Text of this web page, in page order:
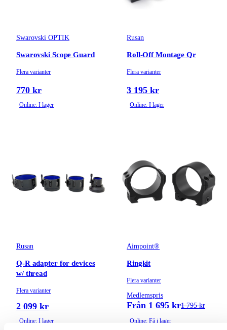
Swarovski OPTIK
Swarovski Scope Guard
Flera varianter
770 kr
Online: I lager
Rusan
Roll-Off Montage Qr
Flera varianter
3 195 kr
Online: I lager
Rusan
Q-R adapter for devices
w/ thread
Flera varianter
2 099 kr
Online: I lager
Aimpoint®
Ringkit
Flera varianter
Medlemspris
Från 1 695 kr1 795 kr
Online: Få i lager